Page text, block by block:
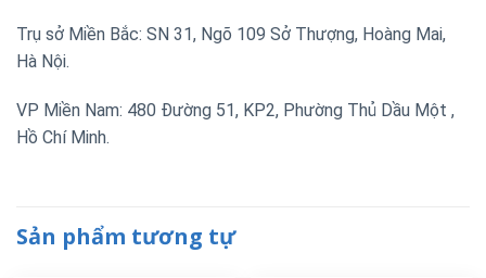
Trụ sở Miền Bắc: SN 31, Ngõ 109 Sở Thượng, Hoàng Mai,
Hà Nội.
VP Miền Nam: 480 Đường 51, KP2, Phường Thủ Dầu Một ,
Hồ Chí Minh.
Sản phẩm tương tự